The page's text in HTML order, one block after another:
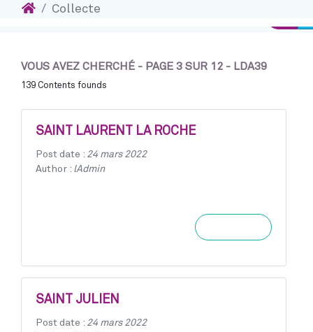
AccueilCollecte
VOUS AVEZ CHERCHÉ - PAGE 3 SUR 12 - LDA39
139 Contents founds
SAINT LAURENT LA ROCHE
Post date : 24 mars 2022
Author : lAdmin
SAINT JULIEN
Post date : 24 mars 2022